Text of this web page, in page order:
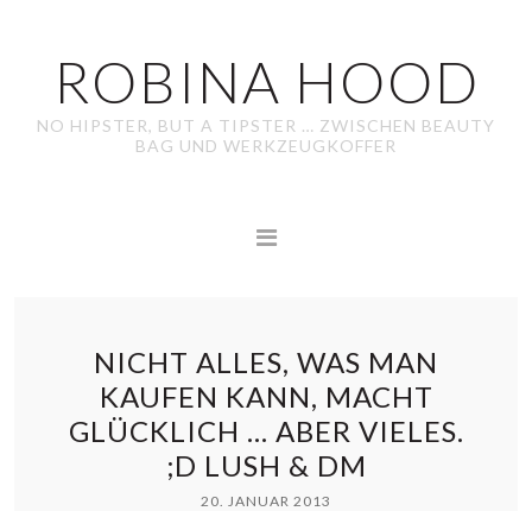
ROBINA HOOD
NO HIPSTER, BUT A TIPSTER … ZWISCHEN BEAUTY
BAG UND WERKZEUGKOFFER
NICHT ALLES, WAS MAN
KAUFEN KANN, MACHT
GLÜCKLICH … ABER VIELES.
;D LUSH & DM
20. JANUAR 2013